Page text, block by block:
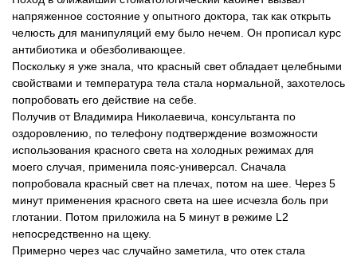
напряженное состояние у опытного доктора, так как открыть
челюсть для манипуляций ему было нечем. Он прописал курс
антибиотика и обезболивающее.
Поскольку я уже знала, что красный свет обладает целебными
свойствами и температура тела стала нормальной, захотелось
попробовать его действие на себе.
Получив от Владимира Николаевича, консультанта по
оздоровлению, по телефону подтверждение возможности
использования красного света на холодных режимах для
моего случая, применила пояс-универсал. Сначала
попробовала красный свет на плечах, потом на шее. Через 5
минут применения красного света на шее исчезла боль при
глотании. Потом приложила на 5 минут в режиме L2
непосредственно на щеку.
Примерно через час случайно заметила, что отек стала